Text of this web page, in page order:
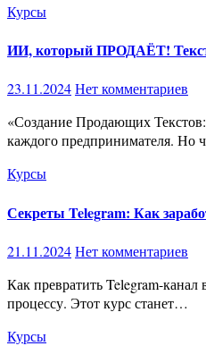
Курсы
ИИ, который ПРОДАЁТ!
23.11.2024Нет комментариев
«Создание Продающих Текстов: Как Искусственный Интеллект Делает Это Быстро и Эффективно» Создавать тексты, которые цепляют, вдохновляют и мотивируют к покупке — это мечта
каждого предпринимателя. Но
Курсы
Секреты Telegram: Как
21.11.2024Нет комментариев
Как превратить Telegram-канал в прибыльную машину: полный курс от нуля до стабильного дохода Telegram-каналы — это золотая жила для заработка, если знать, как грамотно подойти к
процессу. Этот курс станет…
Курсы